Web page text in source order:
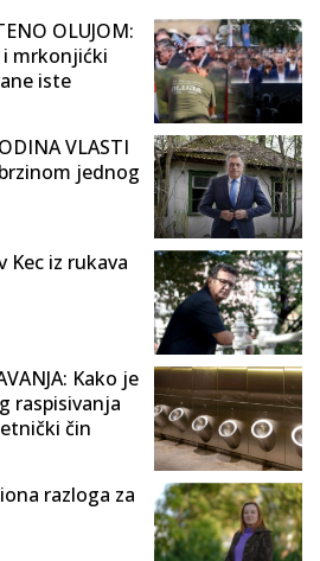
OLUJOM:
mrkonjićki
iste
VLASTI
jednog
Kec iz rukava
Kako je
raspisivanja
čin
razloga za